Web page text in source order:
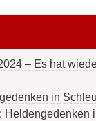
– Es hat
in
Heldengedenken